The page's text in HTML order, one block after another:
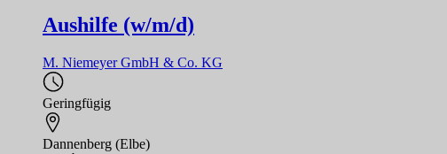
Aushilfe (w/m/d)
M. Niemeyer GmbH & Co. KG
Geringfügig
Dannenberg (Elbe)